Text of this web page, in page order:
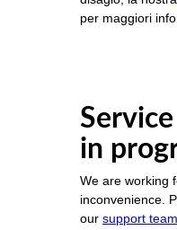
per maggiori
in
We are working
inconvenience.
our support team